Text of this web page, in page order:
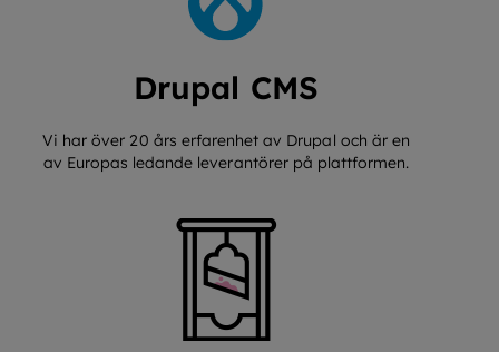
Drupal CMS
Vi har över 20 års erfarenhet av Drupal och är en
av Europas ledande leverantörer på plattformen.